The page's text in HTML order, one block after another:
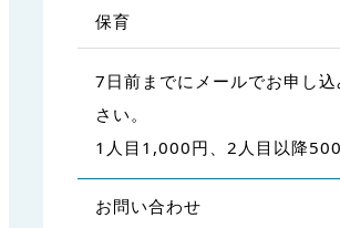
保育
7日前までにメールでお申し
さい。
1人目1,000円、2人目以降
お問い合わせ